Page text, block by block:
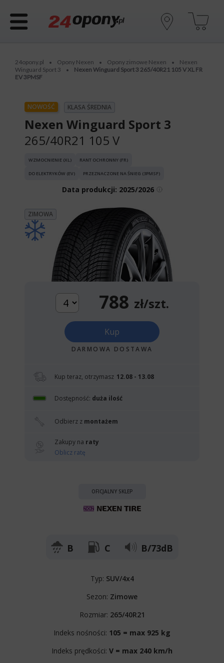
24opony.pl • Opony Nexen • Opony zimowe Nexen •
Nexen
Winguard Sport 3
•
Nexen Winguard Sport 3 265/40R21 105 V XL FR
EV 3PMSF
NOWOŚĆ KLASA ŚREDNIA
Nexen Winguard Sport 3
265/40R21 105 V
WZMOCNIENIE (XL) RANT OCHRONNY (FR)
DO ELEKTRYKÓW (EV) PRZEZNACZONE NA ŚNIEG (3PMSF)
Data produkcji: 2025/2026
ZIMOWA
788 zł/szt.
Kup
DARMOWA DOSTAWA
Kup teraz, otrzymasz 12.08 - 13.08
Dostępność: duża ilość
Odbierz z montażem
Zakupy na raty
Oblicz ratę
OFICJALNY SKLEP
B C B/73dB
Typ: SUV/4x4
Sezon: Zimowe
Rozmiar: 265/40R21
Indeks nośności: 105 = max 925 kg
Indeks prędkości: V = max 240 km/h